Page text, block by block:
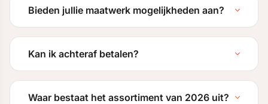
Bieden jullie maatwerk mogelijkheden aan?
Kan ik achteraf betalen?
Waar bestaat het assortiment van 2026 uit?